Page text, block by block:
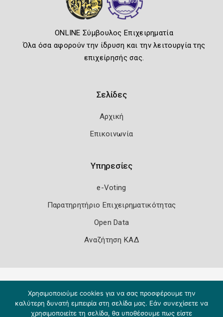
ONLINE Σύμβουλος Επιχειρηματία
Όλα όσα αφορούν την ίδρυση και την λειτουργία της
επιχείρησής σας.
Σελίδες
Αρχική
Επικοινωνία
Υπηρεσίες
e-Voting
Παρατηρητήριο Επιχειρηματικότητας
Open Data
Αναζήτηση ΚΑΔ
Χρησιμοποιούμε cookies για να σας προσφέρουμε την
καλύτερη δυνατή εμπειρία στη σελίδα μας. Εάν συνεχίσετε να
χρησιμοποιείτε τη σελίδα, θα υποθέσουμε πως είστε
Copyright 2026 Knowledge A.E.